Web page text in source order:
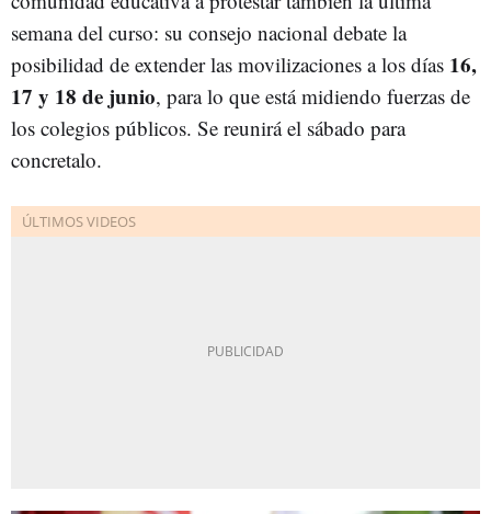
semana del curso: su consejo nacional debate la
posibilidad de extender las movilizaciones a los días 16,
17 y 18 de junio, para lo que está midiendo fuerzas de
los colegios públicos. Se reunirá el sábado para
concretalo.